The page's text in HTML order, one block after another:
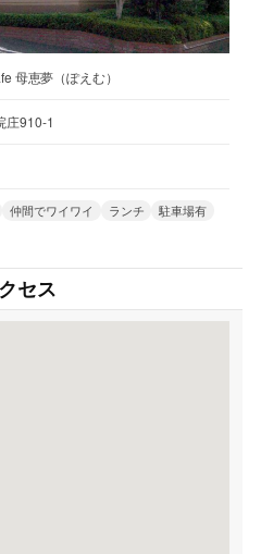
母恵夢（ぽえむ）
庄910-1
仲間でワイワイ ランチ
駐車場有
セス